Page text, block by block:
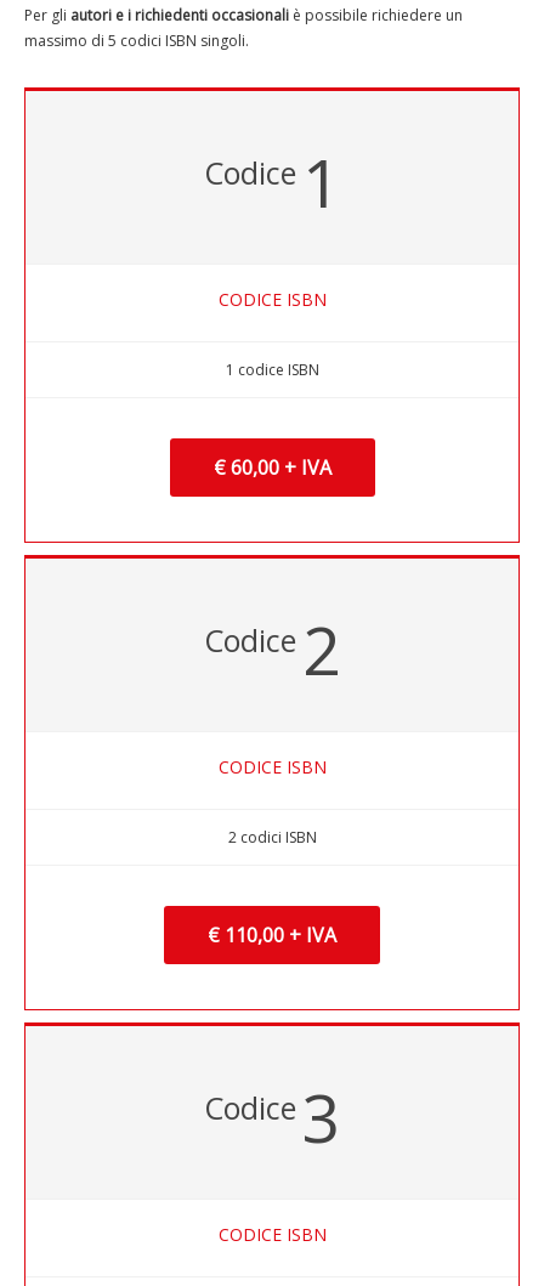
Per gli autori e i richiedenti occasionali è possibile richiedere un
massimo di 5 codici ISBN singoli.
Codice 1
CODICE ISBN
1 codice ISBN
€ 60,00 + IVA
Codice 2
CODICE ISBN
2 codici ISBN
€ 110,00 + IVA
Codice 3
CODICE ISBN